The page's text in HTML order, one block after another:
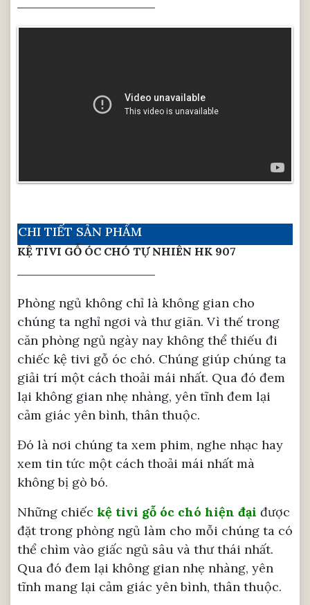
CHI TIẾT SẢN PHẨM
KỆ TIVI GỖ ÓC CHÓ TỰ NHIÊN HK 907
Phòng ngủ không chỉ là không gian cho
chúng ta nghỉ ngơi và thư giãn. Vì thế trong
căn phòng ngủ ngày nay không thể thiếu đi
chiếc kệ tivi gỗ óc chó. Chúng giúp chúng ta
giải trí một cách thoải mái nhất. Qua đó đem
lại không gian nhẹ nhàng, yên tĩnh đem lại
cảm giác yên bình, thân thuộc.
Đó là nơi chúng ta xem phim, nghe nhạc hay
xem tin tức một cách thoải mái nhất mà
không bị gò bó.
Những chiếc kệ tivi gỗ óc chó hiện đại được
đặt trong phòng ngủ làm cho mỗi chúng ta có
thể chìm vào giấc ngủ sâu và thư thái nhất.
Qua đó đem lại không gian nhẹ nhàng, yên
tĩnh mang lại cảm giác yên bình, thân thuộc.